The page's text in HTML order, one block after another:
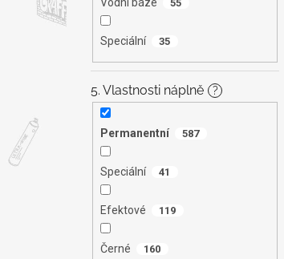
Vodní báze 55
Speciální 35
5. Vlastnosti náplně ?
Permanentní 587
Speciální 41
Efektové 119
Černé 160